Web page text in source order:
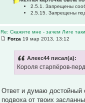
2.5.1. Запрещены
2.5.15. Запрещены
Re: Скажите мне - зачем Лиге
Forza 19 мар 2013, 13:12
Алекс44 писал(а):
Короля старпёров-
Ответ и думаю достойный
подвоха от твоих